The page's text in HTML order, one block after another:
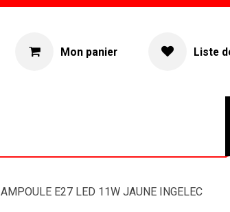
Mon panier Liste
AMPOULE E27 LED 11W JAUNE INGELEC